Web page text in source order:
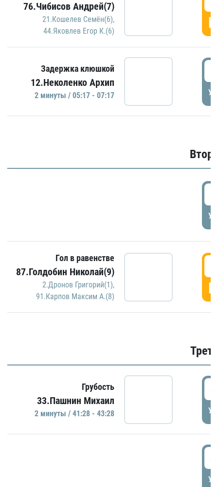
76.Чибисов Андрей(7)
21.Кошелев Семён(6),
44.Яковлев Егор К.(6)
Задержка клюшкой
12.Неколенко Архип
2 минуты / 05:17 - 07:17
Гол в равенстве
87.Голдобин Николай(9)
2.Дронов Григорий(1),
91.Карпов Максим А.(8)
Грубость
33.Пашнин Михаил
2 минуты / 41:28 - 43:28